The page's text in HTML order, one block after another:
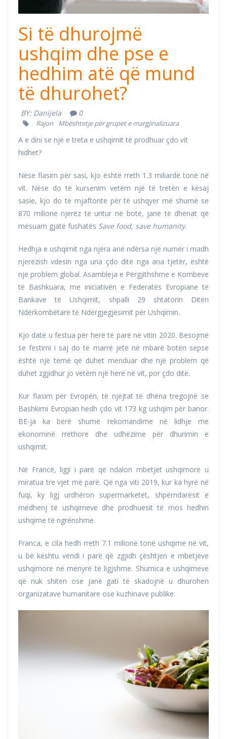
Si të dhurojmë
ushqim dhe pse e
hedhim atë që mund
të dhurohet?
BY: Danijela 0
Rajon Mbështetje për grupet e margjinalizuara
A e dini se një e treta e ushqimit të prodhuar çdo vit
hidhet?
Nëse flasim për sasi, kjo është rreth 1.3 miliardë tonë në
vit. Nëse do të kursenim vetëm një të tretën e kësaj
sasie, kjo do të mjaftonte për të ushqyer më shumë se
870 milionë njerëz të uritur në botë, janë të dhënat që
mësuam gjatë fushatës Save food, save humanity.
Hedhja e ushqimit nga njëra anë ndërsa një numër i madh
njerëzish vdesin nga uria çdo ditë nga ana tjetër, është
një problem global. Asambleja e Përgjithshme e Kombeve
të Bashkuara, me iniciativën e Federatës Evropiane të
Bankave të Ushqimit, shpalli 29 shtatorin Ditën
Ndërkombëtare të Ndërgjegjësimit për Ushqimin.
Kjo datë u festua për herë të parë në vitin 2020. Besojmë
se festimi i saj do të marrë jetë në mbarë botën sepse
është një temë që duhet menduar dhe një problem që
duhet zgjidhur jo vetëm një herë në vit, por çdo ditë.
Kur flasim për Evropën, të njëjtat të dhëna tregojnë se
Bashkimi Evropian hedh çdo vit 173 kg ushqim për banor.
BE-ja ka bërë shumë rekomandime në lidhje me
ekonominë rrethore dhe udhëzime për dhurimin e
ushqimit.
Në Francë, ligji i parë që ndalon mbetjet ushqimore u
miratua tre vjet më parë. Që nga viti 2019, kur ka hyrë në
fuqi, ky ligj urdhëron supermarketet, shpërndarësit e
mëdhenj të ushqimeve dhe prodhuesit të mos hedhin
ushqime të ngrënshme.
Franca, e cila hedh rreth 7.1 milionë tonë ushqime në vit,
u bë kështu vendi i parë që zgjidh çështjen e mbetjeve
ushqimore në mënyrë të ligjshme. Shumica e ushqimeve
që nuk shiten ose janë gati të skadojnë u dhurohen
organizatave humanitare ose kuzhinave publike.